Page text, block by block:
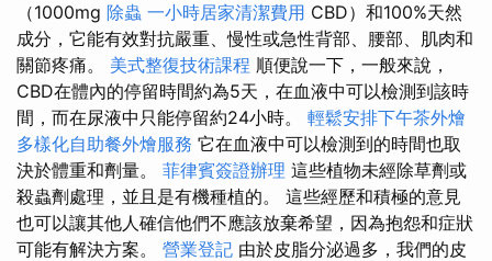
（1000mg 除蟲 一小時居家清潔費用 CBD）和100%天然
成分，它能有效對抗嚴重、慢性或急性背部、腰部、肌肉和
關節疼痛。 美式整復技術課程 順便說一下，一般來說，
CBD在體內的停留時間約為5天，在血液中可以檢測到該時
間，而在尿液中只能停留約24小時。 輕鬆安排下午茶外燴
多樣化自助餐外燴服務 它在血液中可以檢測到的時間也取
決於體重和劑量。 菲律賓簽證辦理 這些植物未經除草劑或
殺蟲劑處理，並且是有機種植的。 這些經歷和積極的意見
也可以讓其他人確信他們不應該放棄希望，因為抱怨和症狀
可能有解決方案。 營業登記 由於皮脂分泌過多，我們的皮